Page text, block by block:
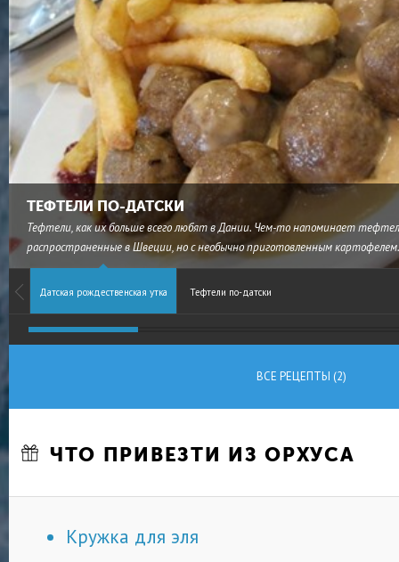
ТЕФТЕЛИ ПО-ДАТСКИ
Тефтели, как их больше всего любят в Дании. Чем-то напоминает
распространенные в Швеции, но с необычно приготовленным картофелем.
Датская рождественская утка Тефтели по-датски
ВСЕ РЕЦЕПТЫ (2)
ЧТО ПРИВЕЗТИ ИЗ ОРХУСА
Кружка для эля